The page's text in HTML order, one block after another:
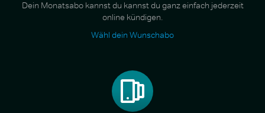
Dein Monatsabo kannst du kannst du ganz einfach jederzeit
online kündigen.
Wähl dein Wunschabo